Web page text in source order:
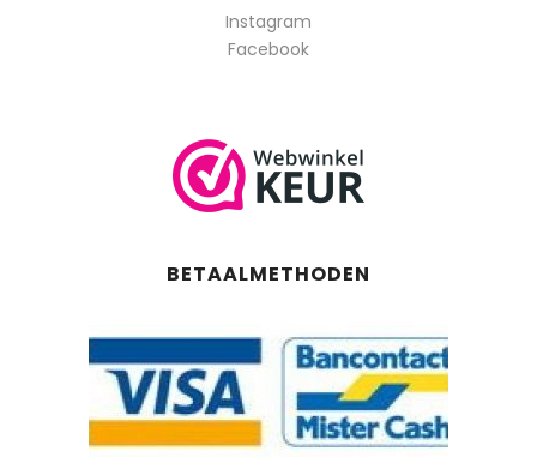
Instagram
Facebook
BETAALMETHODEN